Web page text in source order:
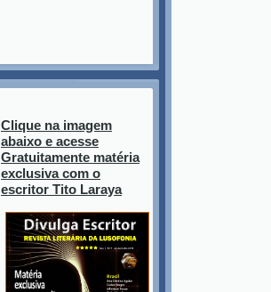
Clique na imagem
abaixo e acesse
Gratuitamente matéria
exclusiva com o
escritor Tito Laraya